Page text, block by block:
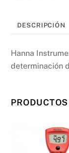
DESCRIPCIÓN
Hanna
determinación